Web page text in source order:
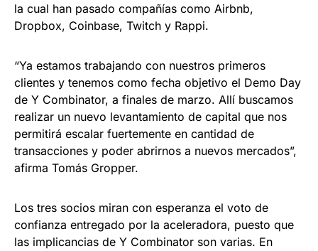
la cual han pasado compañías como Airbnb,
Dropbox, Coinbase, Twitch y Rappi.
“Ya estamos trabajando con nuestros primeros
clientes y tenemos como fecha objetivo el Demo Day
de Y Combinator, a finales de marzo. Allí buscamos
realizar un nuevo levantamiento de capital que nos
permitirá escalar fuertemente en cantidad de
transacciones y poder abrirnos a nuevos mercados”,
afirma Tomás Gropper.
Los tres socios miran con esperanza el voto de
confianza entregado por la aceleradora, puesto que
las implicancias de Y Combinator son varias. En